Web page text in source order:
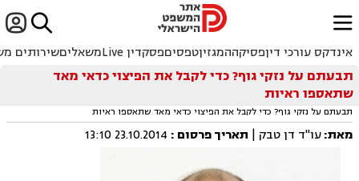

ﱐ
אינדקס עורכי דיןפסיקההמגזיןטפסיםפסקדין Live משאליםשירותים
תבעתם על נזקי גוף? כדי לקבל את הפיצוי כדאי מאד
שתאספו ראיות
תבעתם על נזקי גוף? כדי לקבל את הפיצוי כדאי מאד שתאספו ראיות
מאת:עו"ד דן טבק | תאריך פרסום :
23.10.2014 13:10